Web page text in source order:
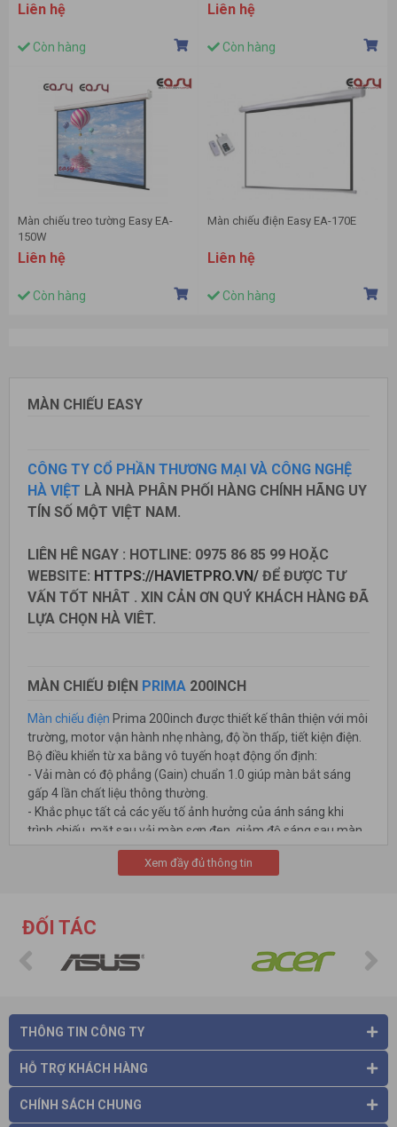
Liên hệ
Còn hàng
Liên hệ
Còn hàng
Màn chiếu treo tường Easy EA-
150W
Liên hệ
Còn hàng
Màn chiếu điện Easy EA-170E
Liên hệ
Còn hàng
MÀN CHIẾU EASY
CÔNG TY CỔ PHẦN THƯƠNG MẠI VÀ CÔNG NGHỆ
HÀ VIỆT LÀ NHÀ PHÂN PHỐI HÀNG CHÍNH HÃNG UY
TÍN SỐ MỘT VIỆT NAM.
LIÊN HÊ NGAY : HOTLINE: 0975 86 85 99 HOẶC
WEBSITE: HTTPS://HAVIETPRO.VN/ ĐỂ ĐƯỢC TƯ
VẤN TỐT NHÂT . XIN CẢN ƠN QUÝ KHÁCH HÀNG ĐÃ
LỰA CHỌN HÀ VIÊT.
MÀN CHIẾU ĐIỆN PRIMA 200INCH
Màn chiếu điện Prima 200inch được thiết kế thân thiện với môi
trường, motor vận hành nhẹ nhàng, độ ồn thấp, tiết kiện điện.
Bộ điều khiển từ xa bằng vô tuyến hoạt động ổn định:
- Vải màn có độ phẳng (Gain) chuẩn 1.0 giúp màn bắt sáng
gấp 4 lần chất liệu thông thường.
- Khắc phục tất cả các yếu tố ảnh hưởng của ánh sáng khi
trình chiếu, mặt sau vải màn sơn đen, giảm độ sáng sau màn.
- Động cơ tiên tiến, hiện đại chắc chắn sẽ làm hài lòng những
yêu cầu khắt khe nhất của khách hàng
máy chiếu trên thị trường như Máy chiếu BenQ, Máy chiếu
Viewsonic, Máy chiếu Optoma,
Máy chiếuInFocus, Máy chiếu
Xem đầy đủ thông tin
ĐỐI TÁC
THÔNG TIN CÔNG TY
HỖ TRỢ KHÁCH HÀNG
CHÍNH SÁCH CHUNG